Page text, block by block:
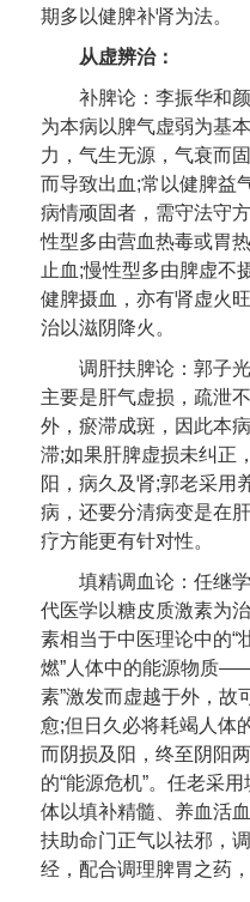
期多以健脾补肾为法。
从虚辨治：
补脾论：李振华和
为本病以脾气虚弱为基
力，气生无源，气衰而
而导致出血;常以健脾益
病情顽固者，需守法守
性型多由营血热毒或胃
止血;慢性型多由脾虚不
健脾摄血，亦有肾虚火
治以滋阴降火。
调肝扶脾论：郭子
主要是肝气虚损，疏泄
外，瘀滞成斑，因此本
滞;如果肝脾虚损未纠正
阳，病久及肾;郭老采用
病，还要分清病变是在
疗方能更有针对性。
填精调血论：任继
代医学以糖皮质激素为
素相当于中医理论中的“
燃”人体中的能源物质
素”激发而虚越于外，故
愈;但日久必将耗竭人体
而阴损及阳，终至阴阳
的“能源危机”。任老采
体以填补精髓、养血活
扶助命门正气以祛邪，
经，配合调理脾胃之药